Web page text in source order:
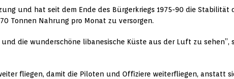
und hat seit dem Ende des Bürgerkriegs 1975-90 die Stabilität
Tonnen Nahrung pro Monat zu versorgen.
die wunderschöne libanesische Küste aus der Luft zu sehen”,
fliegen, damit die Piloten und Offiziere weiterfliegen, anstatt